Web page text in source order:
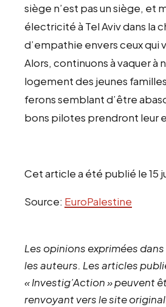
siège n’est pas un siège, et
électricité à Tel Aviv dans la
d’empathie envers ceux qui
Alors, continuons à vaquer à
logement des jeunes
ferons semblant d’être
bons pilotes prendront leur
Cet article a été publié le 15
Source: EuroPalestine
Les opinions exprimées
les auteurs. Les articles
« Investig’Action » peuvent
renvoyant vers le site